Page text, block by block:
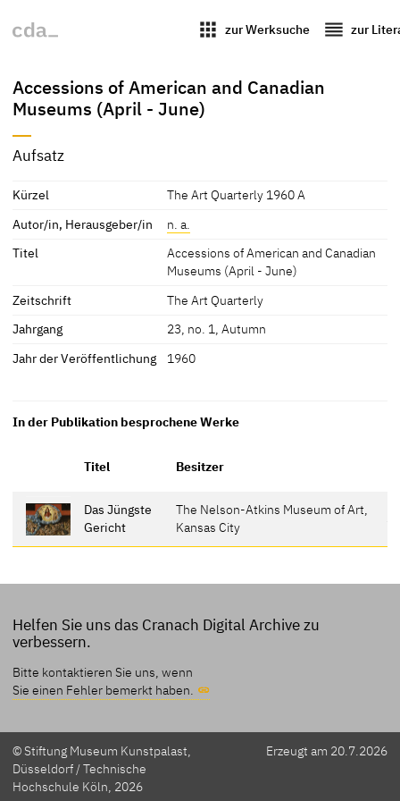
apps zur Werksuche reorder zur
Accessions of American and Canadian
Museums (April - June)
Aufsatz
Kürzel
The Art Quarterly 1960 A
Autor/in, Herausgeber/in
n. a.
Titel
Accessions of American and Canadian
Museums (April - June)
Zeitschrift
The Art Quarterly
Jahrgang
23, no. 1, Autumn
Jahr der Veröffentlichung
1960
In der Publikation besprochene Werke
Titel Besitzer
Das Jüngste
Gericht
The Nelson-Atkins Museum of Art,
Kansas City
Helfen Sie uns das Cranach Digital Archive zu
verbessern.
Bitte kontaktieren Sie uns, wenn
Sie einen Fehler bemerkt haben.
© Stiftung Museum Kunstpalast,
Düsseldorf / Technische
Hochschule Köln, 2026
Erzeugt am 20.7.2026